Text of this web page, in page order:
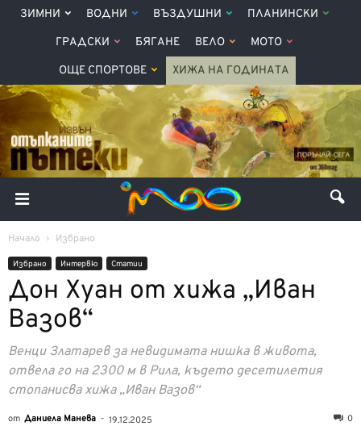
ЗИМНИ ВОДНИ ВЪЗДУШНИ ПЛАНИНСКИ
ГРАДСКИ БЯГАНЕ ВЕЛО МОТО
ОЩЕ СПОРТОВЕ ХИЖА НА ГОДИНАТА
Начало Избрано
Избрано Интервю Статии
Дон Хуан от хижа „Иван
Вазов“
Венци Златарев за невидимата нишка в живота,
отвела го на 2300 м в Рила, където десетилетия
стопанисва хижа „Иван Вазов“
от Даниела Манева - 19.12.2025 0